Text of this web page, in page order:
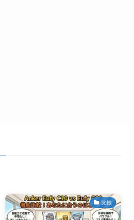
比較